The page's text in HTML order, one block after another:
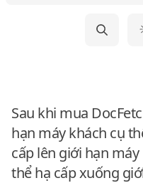
Sau khi mua
hạn máy khách cụ
cấp lên giới hạn
thể hạ cấp xuống